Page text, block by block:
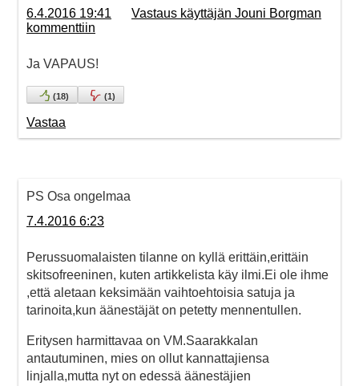
6.4.2016 19:41
Vastaus käyttäjän Jouni Borgman
kommenttiin
Ja VAPAUS!
(18) (1)
Vastaa
PS Osa ongelmaa
7.4.2016 6:23
Perussuomalaisten tilanne on kyllä erittäin,erittäin
skitsofreeninen, kuten artikkelista käy ilmi.Ei ole ihme
,että aletaan keksimään vaihtoehtoisia satuja ja
tarinoita,kun äänestäjät on petetty mennentullen.
Eritysen harmittavaa on VM.Saarakkalan
antautuminen, mies on ollut kannattajiensa
linjalla,mutta nyt on edessä äänestäjien